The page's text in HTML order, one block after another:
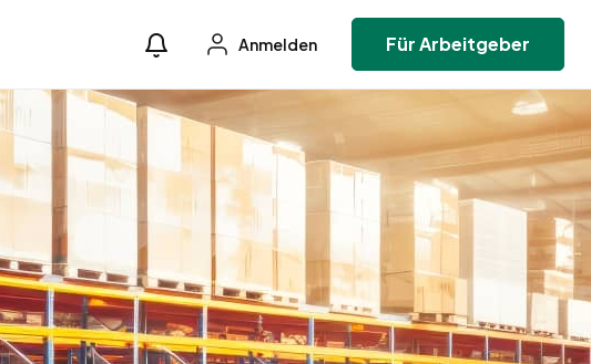
Anmelden Für Arbeitgeber